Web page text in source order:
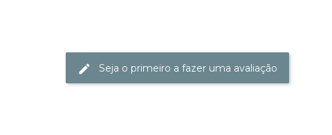
Seja o primeiro a fazer uma avaliação